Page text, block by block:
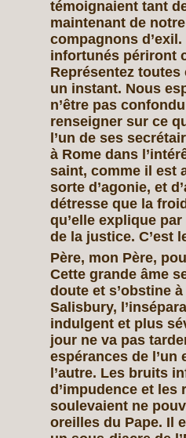
témoignaient tant
maintenant de
compagnons
infortunés périront
Représentez toutes
un instant. Nous
n’être pas
renseigner sur ce
l’un de ses
à Rome dans
saint, comme il est
sorte d’agonie, et
détresse que la
qu’elle explique
de la justice. C’est
Père, mon Père,
Cette grande âme
doute et s’obstine
Salisbury,
indulgent et plus
jour ne va pas
espérances de
l’autre. Les bruits
d’impudence et les
soulevaient ne
oreilles du Pape. Il